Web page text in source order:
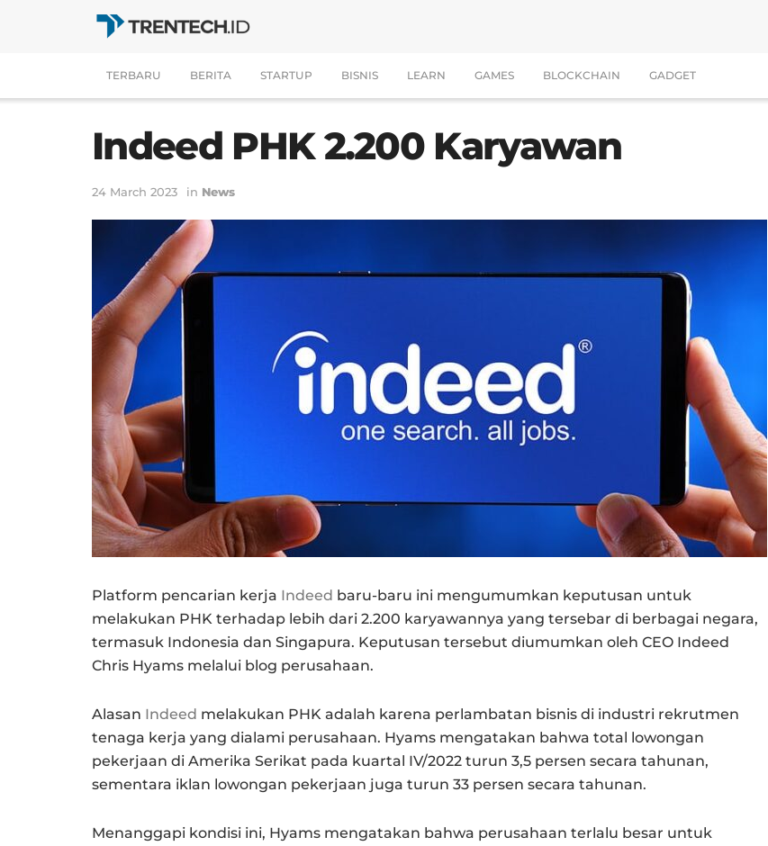
TERBARU BERITA STARTUP BISNIS LEARN GAMES BLOCKCHAIN GADGET
Indeed PHK 2.200 Karyawan
24 March 2023 in News
Platform pencarian kerja Indeed baru-baru ini mengumumkan keputusan untuk
melakukan PHK terhadap lebih dari 2.200 karyawannya yang tersebar di berbagai negara,
termasuk Indonesia dan Singapura. Keputusan tersebut diumumkan oleh CEO Indeed
Chris Hyams melalui blog perusahaan.
Alasan Indeed melakukan PHK adalah karena perlambatan bisnis di industri rekrutmen
tenaga kerja yang dialami perusahaan. Hyams mengatakan bahwa total lowongan
pekerjaan di Amerika Serikat pada kuartal IV/2022 turun 3,5 persen secara tahunan,
sementara iklan lowongan pekerjaan juga turun 33 persen secara tahunan.
Menanggapi kondisi ini, Hyams mengatakan bahwa perusahaan terlalu besar untuk